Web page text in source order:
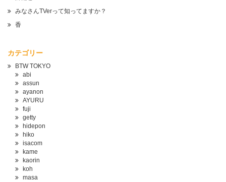
みなさんTVerって知ってますか？
香
カテゴリー
BTW TOKYO
abi
assun
ayanon
AYURU
fuji
getty
hidepon
hiko
isacom
kame
kaorin
koh
masa